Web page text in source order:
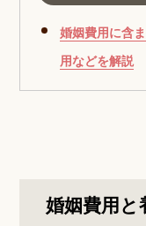
婚姻費用に含
用などを解説
婚姻費用と